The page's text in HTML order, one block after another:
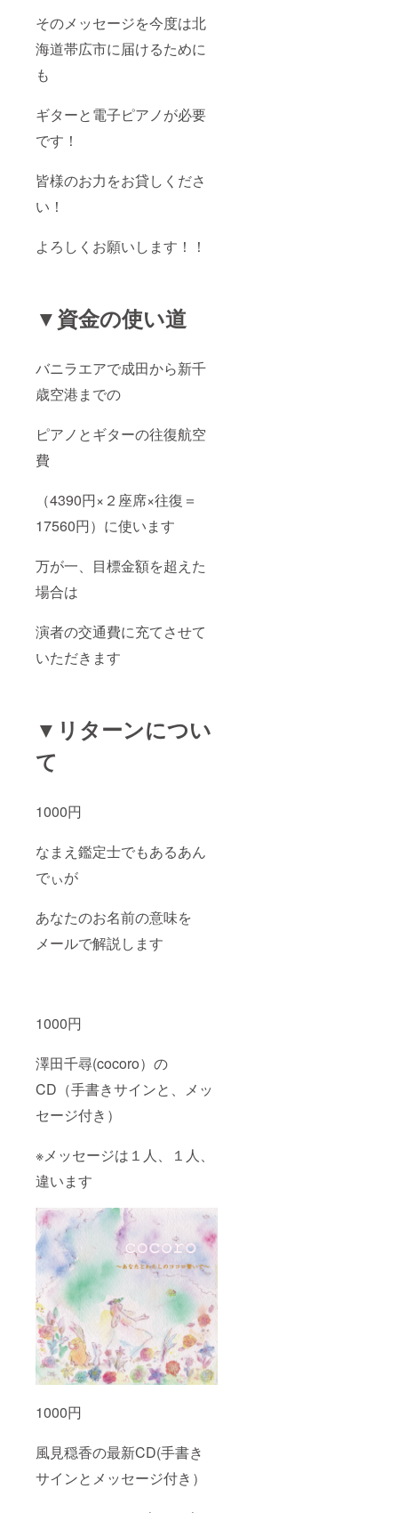
そのメッセージを今度は北
海道帯広市に届けるために
も
ギターと電子ピアノが必要
です！
皆様のお力をお貸しくださ
い！
よろしくお願いします！！
▼資金の使い道
バニラエアで成田から新千
歳空港までの
ピアノとギターの往復航空
費
（4390円×２座席×往復＝
17560円）に使います
万が一、目標金額を超えた
場合は
演者の交通費に充てさせて
いただきます
▼リターンについ
て
1000円
なまえ鑑定士でもあるあん
でぃが
あなたのお名前の意味を
メールで解説します
1000円
澤田千尋(cocoro）の
CD（手書きサインと、メッ
セージ付き）
※メッセージは１人、１人、
違います
1000円
風見穏香の最新CD(手書き
サインとメッセージ付き）